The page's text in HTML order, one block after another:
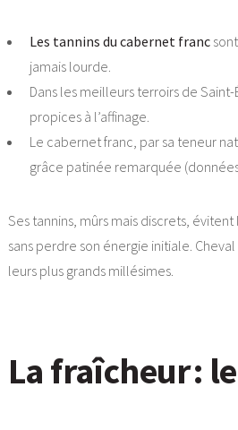
Les tannins du cabernet franc
jamais lourde.
Dans les meilleurs terroirs de
propices à l’affinage.
Le cabernet franc, par sa teneur
grâce patinée remarquée (données
Ses tannins, mûrs mais discrets,
sans perdre son énergie initiale.
leurs plus grands millésimes.
La fraîcheur :